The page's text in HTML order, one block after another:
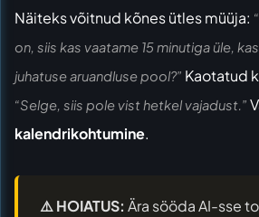
Näiteks võitnud kõnes ütles müüja:
on, siis kas vaatame 15 minutiga üle,
juhatuse aruandluse pool?” Kaotatud
“Selge, siis pole vist hetkel vajadust.”
kalendrikohtumine.
⚠️ HOIATUS: Ära sööda AI-sse